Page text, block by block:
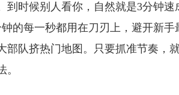
到时候别人看你，自然就是3分钟
的每一秒都用在刀刃上，避开新
部队挤热门地图。只要抓准节奏，